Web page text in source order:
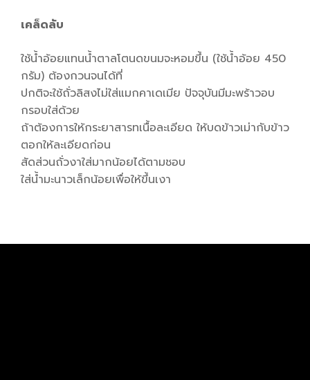
เคล็ดลับ
ใช้น้ำอ้อยแทนน้ำตาลโตนดขนมจะหอมขึ้น (ใช้น้ำอ้อย 450
กรัม) ต้องกวนจนได้ที่
ปกติจะใช้ถั่วลิสงไม่ใส่แมกคาเดเมีย ปัจจุบันมีมะพร้าวอบ
กรอบใส่ด้วย
ถ้าต้องการให้กระยาสารทเนื้อละเอียด ให้บดข้าวเม่ากับข้าว
ตอกให้ละเอียดก่อน
สัดส่วนถั่วงาใส่มากน้อยได้ตามชอบ
ใส่น้ำมะนาวเล็กน้อยเพื่อให้ขึ้นเงา